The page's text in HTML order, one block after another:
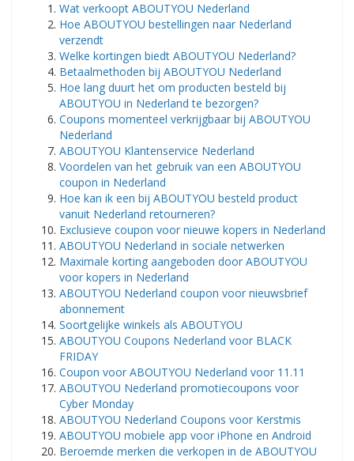
Wat verkoopt ABOUTYOU Nederland
Hoe ABOUTYOU bestellingen naar Nederland
verzendt
Welke kortingen biedt ABOUTYOU Nederland?
Betaalmethoden bij ABOUTYOU Nederland
Hoe lang duurt het om producten besteld bij
ABOUTYOU in Nederland te bezorgen?
Coupons momenteel verkrijgbaar bij ABOUTYOU
Nederland
ABOUTYOU Klantenservice Nederland
Voordelen van het gebruik van een ABOUTYOU
coupon in Nederland
Hoe kan ik een bij ABOUTYOU besteld product
vanuit Nederland retourneren?
Exclusieve coupon voor nieuwe kopers in Nederland
ABOUTYOU Nederland in sociale netwerken
Maximale korting aangeboden door ABOUTYOU
voor kopers in Nederland
ABOUTYOU Nederland coupon voor nieuwsbrief
abonnement
Soortgelijke winkels als ABOUTYOU
ABOUTYOU Coupons Nederland voor BLACK
FRIDAY
Coupon voor ABOUTYOU Nederland voor 11.11
ABOUTYOU Nederland promotiecoupons voor
Cyber ​​​​Monday
ABOUTYOU Nederland Coupons voor Kerstmis
ABOUTYOU mobiele app voor iPhone en Android
Beroemde merken die verkopen in de ABOUTYOU